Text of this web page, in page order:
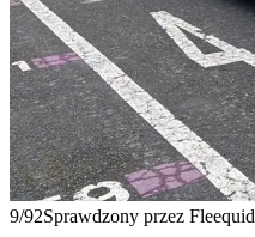
9/92Sprawdzony przez Fleequid